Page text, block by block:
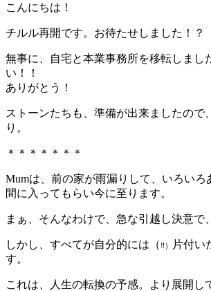
こんにちは！
チルル再開です。お待たせしました！？
無事に、自宅と本業事務所を移転しまし
い！！
ありがとう！
ストーンたちも、準備が出来ましたので
り。
＊＊＊＊＊＊＊
Mumは、前の家が雨漏りして、いろいろ
間に入ってもらい今に至ります。
まぁ、そんなわけで、急な引越し決意で
しかし、すべてが自分的には（ ‼）
片付い
す。
これは、人生の転換の予感。より展開し